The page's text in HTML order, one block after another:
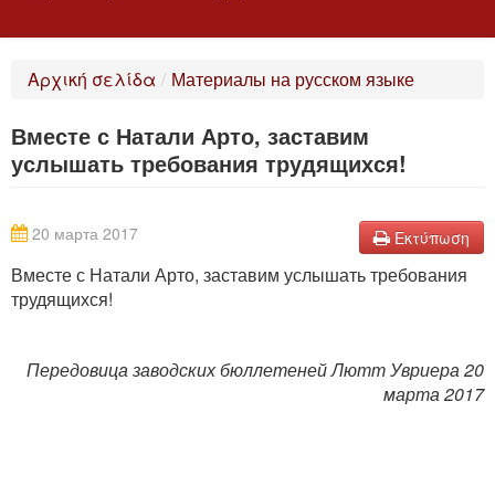
ΑΝΑΖΉΤΗΣΗ
Αρχική σελίδα / Материалы на русском языке
Вместе с Натали Арто, заставим
услышать требования трудящихся!
Εκτύπωση
20 марта 2017
Вместе с Натали Арто, заставим услышать требования
трудящихся!
Передовица заводских бюллетеней Лютт Увриера 20
марта 2017